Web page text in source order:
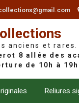
anciens et rares.
Reliures